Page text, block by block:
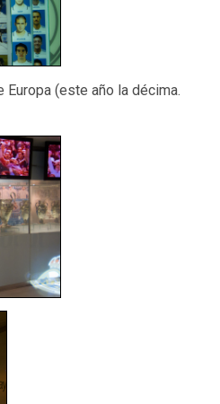
(este año la décima.